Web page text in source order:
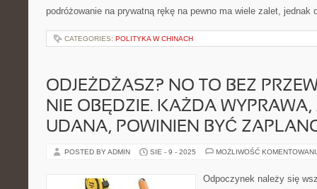
podróżowanie na prywatną rękę na pewno ma wiele zalet,
CATEGORIES: POLITYKA W CHINACH
ODJEŻDŻASZ? NO TO BEZ
NIE OBĘDZIE. KAŻDA WYPRAWA,
UDANA, POWINIEN BYĆ
POSTED BY ADMIN SIE - 9 - 2025 MOŻLIWOŚĆ
Odpoczynek należy się